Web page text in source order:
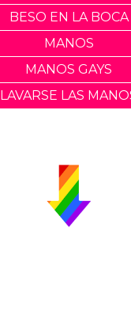
BESO EN LA BOCA
MANOS
MANOS GAYS
LAVARSE LAS